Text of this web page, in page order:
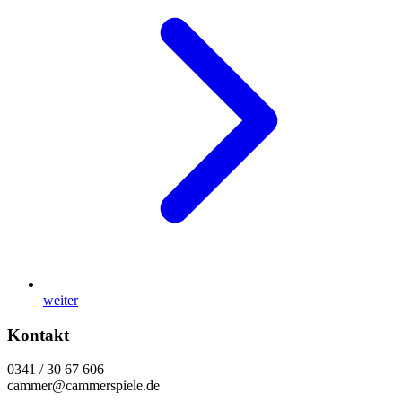
weiter
Kontakt
0341 / 30 67 606
cammer@cammerspiele.de